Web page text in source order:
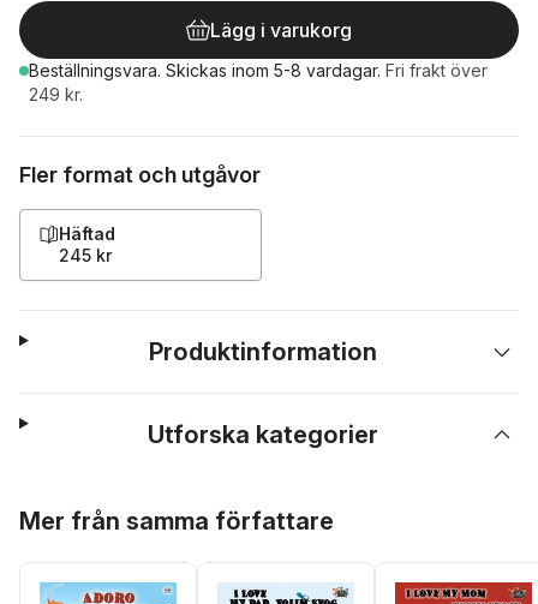
Lägg i varukorg
Beställningsvara. Skickas inom 5-8 vardagar. Fri frakt över
249 kr.
Fler format och utgåvor
Häftad
245 kr
Produktinformation
Utforska kategorier
Mer från samma författare